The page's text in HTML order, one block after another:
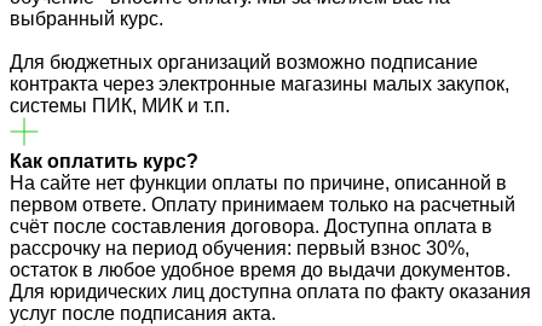
выбранный курс.
Для бюджетных организаций возможно подписание
контракта через электронные магазины малых закупок,
системы ПИК, МИК и т.п.
Как оплатить курс?
На сайте нет функции оплаты по причине, описанной в
первом ответе. Оплату принимаем только на расчетный
счёт после составления договора. Доступна оплата в
рассрочку на период обучения: первый взнос 30%,
остаток в любое удобное время до выдачи документов.
Для юридических лиц доступна оплата по факту оказания
услуг после подписания акта.